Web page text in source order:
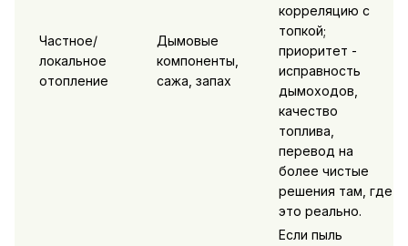
Частное/
локальное
отопление
Дымовые
компоненты,
сажа, запах
корреляцию с
топкой;
приоритет -
исправность
дымоходов,
качество
топлива,
перевод на
более чистые
решения там, где
это реально.
Если пыль